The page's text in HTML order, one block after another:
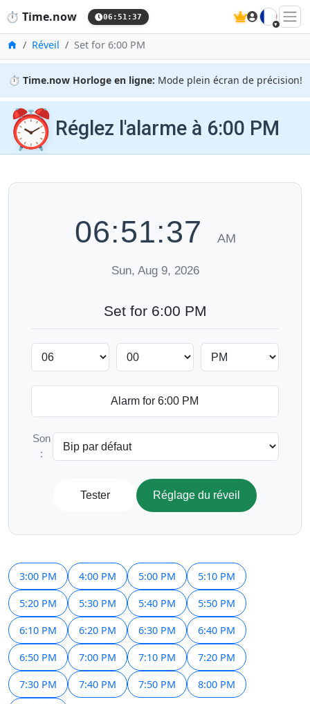
⏱️ Time.now 06:51:38 🇫🇷
Accueil
Réveil Set for 6:00 PM
⏱️ Time.now Horloge en ligne: Mode plein écran de précision!
⏰ Réglez l'alarme à 6:00 PM
06:51:38 AM
Sun, Aug 9, 2026
Set for 6:00 PM
Son
:
Tester Réglage du réveil
3:00 PM 4:00 PM 5:00 PM 5:10 PM
5:20 PM 5:30 PM 5:40 PM 5:50 PM
6:10 PM 6:20 PM 6:30 PM 6:40 PM
6:50 PM 7:00 PM 7:10 PM 7:20 PM
7:30 PM 7:40 PM 7:50 PM 8:00 PM